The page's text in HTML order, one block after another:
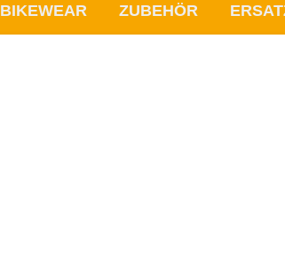
BIKEWEAR ZUBEHÖR